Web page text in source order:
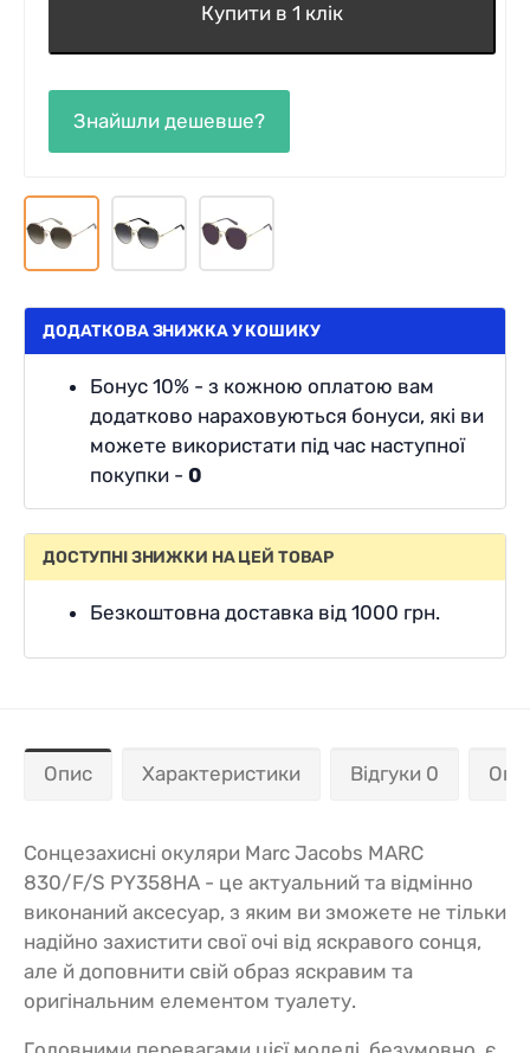
Купити в 1 клік
ДОДАТКОВА ЗНИЖКА У КОШИКУ
Бонус 10% - з кожною оплатою вам
додатково нараховуються бонуси, які ви
можете використати під час наступної
покупки - 0
ДОСТУПНІ ЗНИЖКИ НА ЦЕЙ ТОВАР
Безкоштовна доставка від 1000 грн.
Опис Характеристики Відгуки 0
Сонцезахисні окуляри Marc Jacobs MARC
830/F/S PY358HA - це актуальний та відмінно
виконаний аксесуар, з яким ви зможете не тільки
надійно захистити свої очі від яскравого сонця,
але й доповнити свій образ яскравим та
оригінальним елементом туалету.